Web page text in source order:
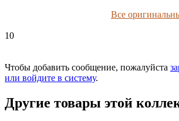
Все
10
Чтобы добавить сообщение, пожалуйста
или войдите в систему.
Другие товары этой